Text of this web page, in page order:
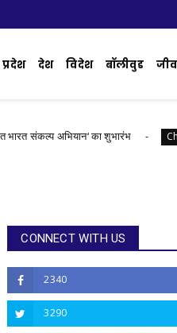
देश विदेश बॉलीवुड
का शुभारंभ Chhattisgarh
CONNECT WITH US
2340
3290